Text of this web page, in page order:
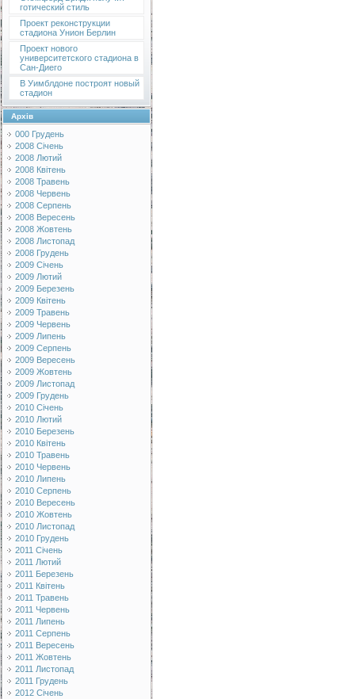
готический стиль
Проект реконструкции
стадиона Унион Берлин
Проект нового
университетского стадиона в
Сан-Диего
В Уимблдоне построят новый
стадион
Архів
000 Грудень
2008 Січень
2008 Лютий
2008 Квітень
2008 Травень
2008 Червень
2008 Серпень
2008 Вересень
2008 Жовтень
2008 Листопад
2008 Грудень
2009 Січень
2009 Лютий
2009 Березень
2009 Квітень
2009 Травень
2009 Червень
2009 Липень
2009 Серпень
2009 Вересень
2009 Жовтень
2009 Листопад
2009 Грудень
2010 Січень
2010 Лютий
2010 Березень
2010 Квітень
2010 Травень
2010 Червень
2010 Липень
2010 Серпень
2010 Вересень
2010 Жовтень
2010 Листопад
2010 Грудень
2011 Січень
2011 Лютий
2011 Березень
2011 Квітень
2011 Травень
2011 Червень
2011 Липень
2011 Серпень
2011 Вересень
2011 Жовтень
2011 Листопад
2011 Грудень
2012 Січень